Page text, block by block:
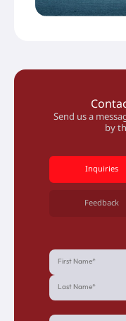
Send us a
by
Inquiries
Feedback